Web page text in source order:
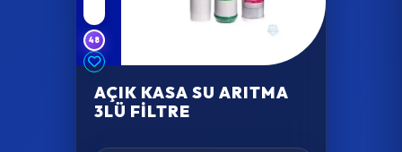
48
AÇIK KASA SU ARITMA
3LÜ FILTRE